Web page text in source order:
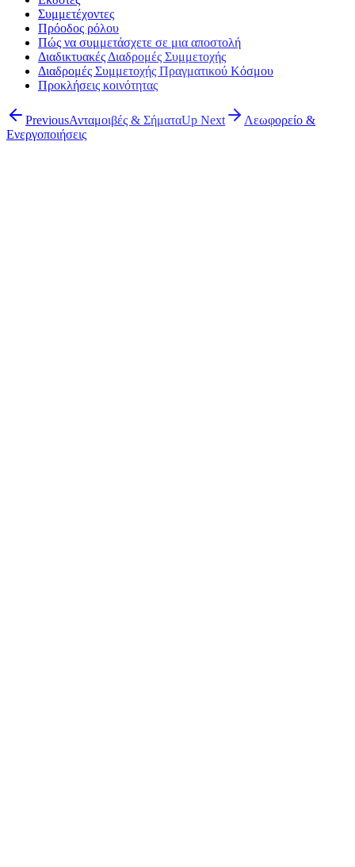
Συμμετέχοντες
Πρόοδος ρόλου
Πώς να συμμετάσχετε σε μια αποστολή
Διαδικτυακές Διαδρομές Συμμετοχής
Διαδρομές Συμμετοχής Πραγματικού Κόσμου
Προκλήσεις κοινότητας
PreviousΑνταμοιβές & ΣήματαUp Next
Λεωφορείο &
Ενεργοποιήσεις